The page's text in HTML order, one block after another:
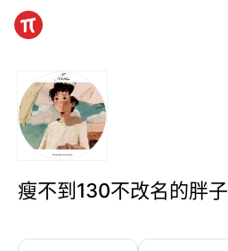
瘦不到130不改名的胖子